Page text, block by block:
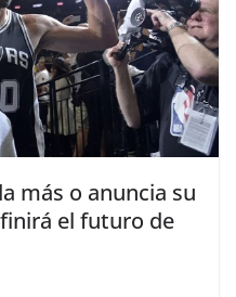
más o anuncia su
el futuro de